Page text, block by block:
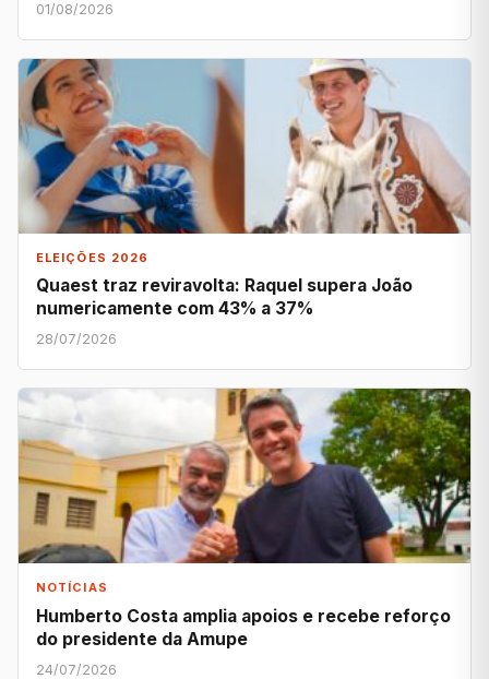
01/08/2026
ELEIÇÕES 2026
Quaest traz reviravolta: Raquel supera João
numericamente com 43% a 37%
28/07/2026
NOTÍCIAS
Humberto Costa amplia apoios e recebe reforço
do presidente da Amupe
24/07/2026